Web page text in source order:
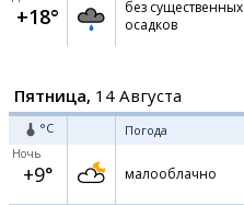
+18°
без существенных
осадков
Пятница, 14 Августа
°C Погода
Ночь
+9° малооблачно